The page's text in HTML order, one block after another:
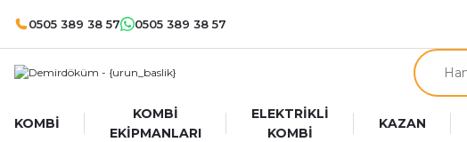
0505 389 38 57 0505 389 38 57
KOMBİ
KOMBİ
EKİPMANLARI
ELEKTRİKLİ
KOMBİ
KAZAN